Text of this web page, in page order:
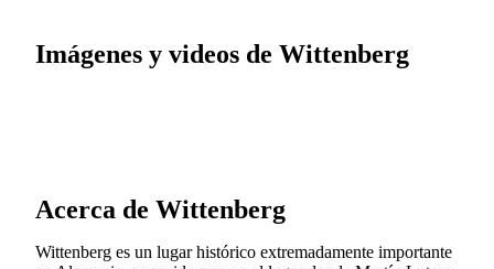
Imágenes y videos de Wittenberg
Acerca de Wittenberg
Wittenberg es un lugar histórico extremadamente importante